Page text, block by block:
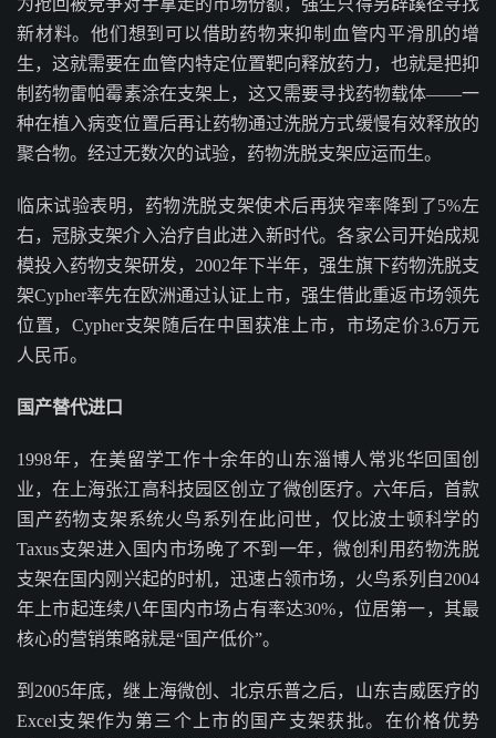
为抢回被竞争对手拿走的市场份额，强生只得另辟蹊径寻找
新材料。他们想到可以借助药物来抑制血管内平滑肌的增
生，这就需要在血管内特定位置靶向释放药力，也就是把抑
制药物雷帕霉素涂在支架上，这又需要寻找药物载体——一
种在植入病变位置后再让药物通过洗脱方式缓慢有效释放的
聚合物。经过无数次的试验，药物洗脱支架应运而生。
临床试验表明，药物洗脱支架使术后再狭窄率降到了5%左
右，冠脉支架介入治疗自此进入新时代。各家公司开始成规
模投入药物支架研发，2002年下半年，强生旗下药物洗脱支
架Cypher率先在欧洲通过认证上市，强生借此重返市场领先
位置，Cypher支架随后在中国获准上市，市场定价3.6万元
人民币。
国产替代进口
1998年，在美留学工作十余年的山东淄博人常兆华回国创
业，在上海张江高科技园区创立了微创医疗。六年后，首款
国产药物支架系统火鸟系列在此问世，仅比波士顿科学的
Taxus支架进入国内市场晚了不到一年，微创利用药物洗脱
支架在国内刚兴起的时机，迅速占领市场，火鸟系列自2004
年上市起连续八年国内市场占有率达30%，位居第一，其最
核心的营销策略就是“国产低价”。
到2005年底，继上海微创、北京乐普之后，山东吉威医疗的
Excel支架作为第三个上市的国产支架获批。在价格优势